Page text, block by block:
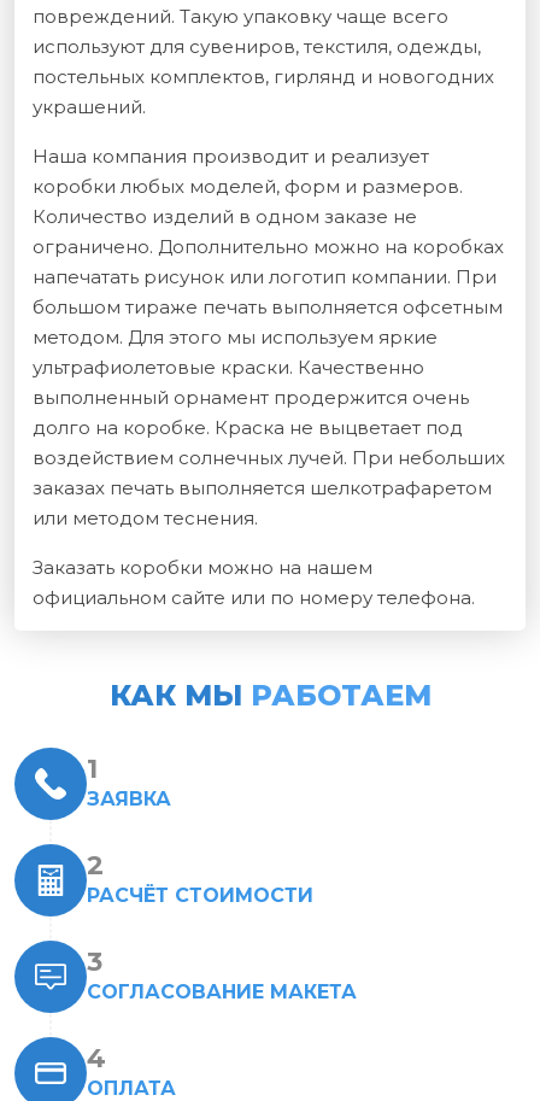
повреждений. Такую упаковку чаще всего
используют для сувениров, текстиля, одежды,
постельных комплектов, гирлянд и новогодних
украшений.
Наша компания производит и реализует
коробки любых моделей, форм и размеров.
Количество изделий в одном заказе не
ограничено. Дополнительно можно на коробках
напечатать рисунок или логотип компании. При
большом тираже печать выполняется офсетным
методом. Для этого мы используем яркие
ультрафиолетовые краски. Качественно
выполненный орнамент продержится очень
долго на коробке. Краска не выцветает под
воздействием солнечных лучей. При небольших
заказах печать выполняется шелкотрафаретом
или методом теснения.
Заказать коробки можно на нашем
официальном сайте или по номеру телефона.
КАК МЫ РАБОТАЕМ
ЗАЯВКА
РАСЧЁТ СТОИМОСТИ
СОГЛАСОВАНИЕ МАКЕТА
ОПЛАТА